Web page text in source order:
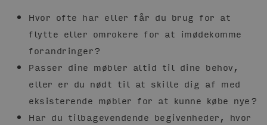
Hvor ofte har eller får du brug for at
flytte eller omrokere for at imødekomme
forandringer?
Passer dine møbler altid til dine behov,
eller er du nødt til at skille dig af med
eksisterende møbler for at kunne købe nye?
Har du tilbagevendende begivenheder, hvor